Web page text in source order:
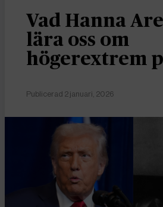
Vad Hanna
lära oss om
högerextrem
Publicerad 2 januari, 2026